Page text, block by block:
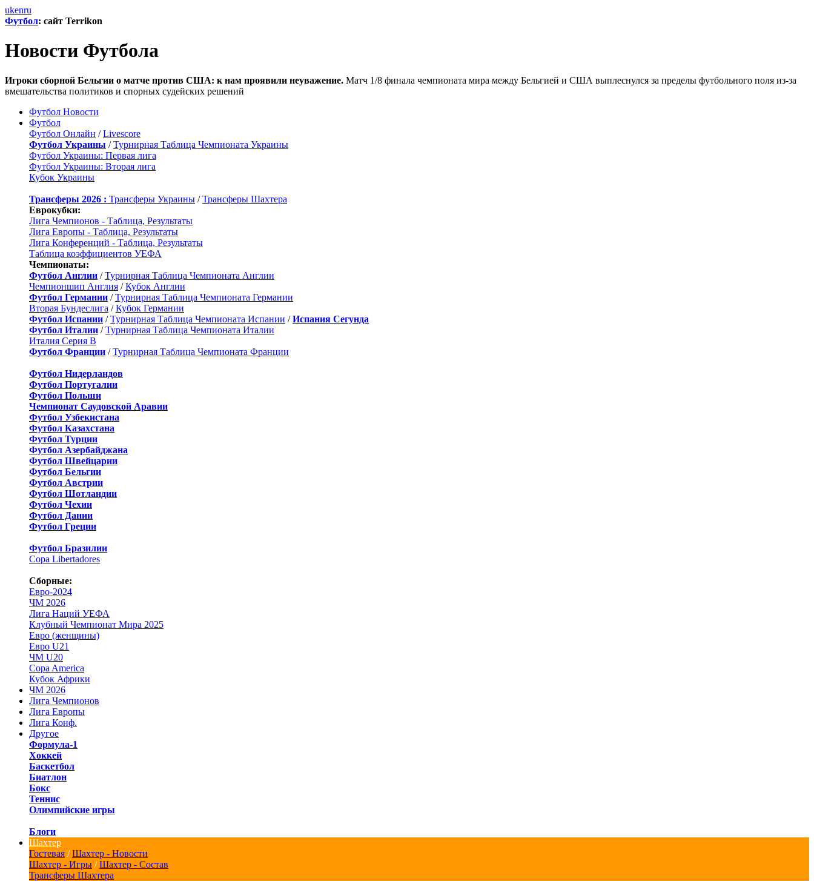
ukenru
Футбол: сайт Terrikon
Новости Футбола
Игроки сборной Бельгии о матче против США: к нам проявили неуважение. Матч 1/8 финала чемпионата мира между Бельгией и США выплеснулся за пределы футбольного поля из-за
вмешательства политиков и спорных судейских решений
Футбол Новости
Футбол
Футбол Онлайн /Livescore
Футбол Украины /Турнирная Таблица Чемпионата Украины
Футбол Украины: Первая лига
Футбол Украины: Вторая лига
Кубок Украины
Трансферы 2026 : Трансферы Украины /Трансферы Шахтера
Еврокубки:
Лига Чемпионов - Таблица, Результаты
Лига Европы - Таблица, Результаты
Лига Конференций - Таблица, Результаты
Таблица коэффициентов УЕФА
Чемпионаты:
Футбол Англии /Турнирная Таблица Чемпионата Англии
Чемпионшип Англия /Кубок Англии
Футбол Германии /Турнирная Таблица Чемпионата Германии
Вторая Бундеслига /Кубок Германии
Футбол Испании /Турнирная Таблица Чемпионата Испании /Испания Сегунда
Футбол Италии /Турнирная Таблица Чемпионата Италии
Италия Серия B
Футбол Франции /Турнирная Таблица Чемпионата Франции
Футбол Нидерландов
Футбол Португалии
Футбол Польши
Чемпионат Саудовской Аравии
Футбол Узбекистана
Футбол Казахстана
Футбол Турции
Футбол Азербайджана
Футбол Швейцарии
Футбол Бельгии
Футбол Австрии
Футбол Шотландии
Футбол Чехии
Футбол Дании
Футбол Греции
Футбол Бразилии
Copa Libertadores
Сборные:
Евро-2024
ЧМ 2026
Лига Наций УЕФА
Клубный Чемпионат Мира 2025
Евро (женщины)
Евро U21
ЧМ U20
Copa America
Кубок Африки
ЧМ 2026
Лига Чемпионов
Лига Европы
Лига Конф.
Другое
Формула-1
Хоккей
Баскетбол
Биатлон
Бокс
Теннис
Олимпийские игры
Блоги
Шахтер
Гостевая /Шахтер - Новости
Шахтер - Игры /Шахтер - Состав
Трансферы Шахтера